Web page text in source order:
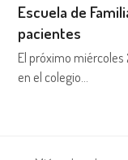
Escuela de
pacientes
El próximo
en el colegio…